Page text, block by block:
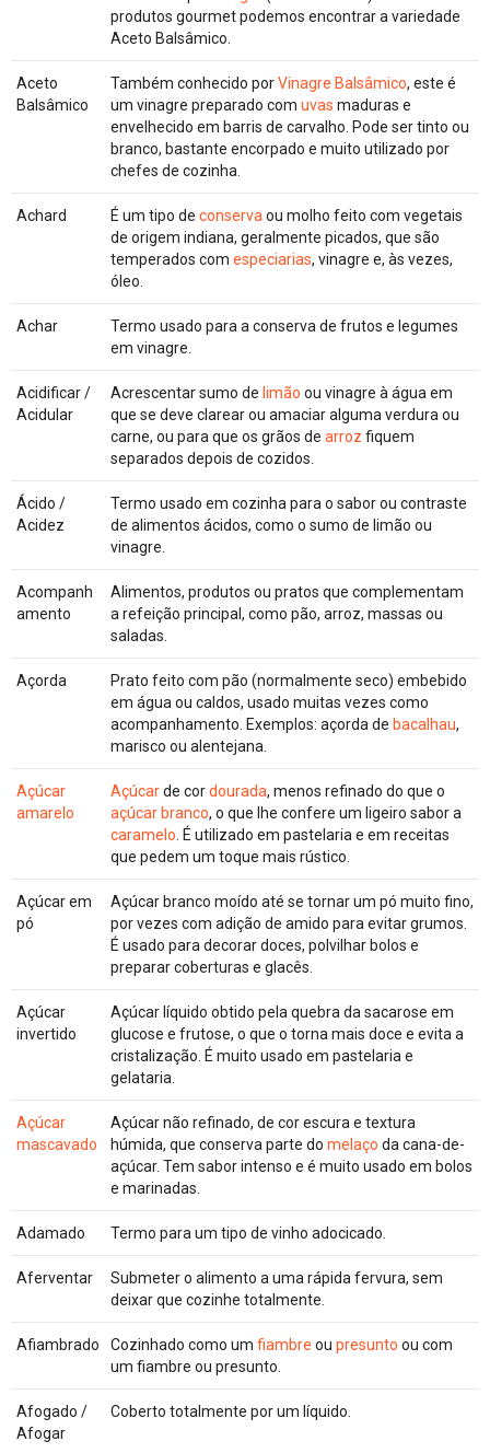
produtos gourmet podemos encontrar a variedade
Aceto Balsâmico.
Aceto
Balsâmico
Também conhecido porVinagre Balsâmico, este é
um vinagre preparado com uvas maduras e
envelhecido em barris de carvalho. Pode ser tinto ou
branco, bastante encorpado e muito utilizado por
chefes de cozinha.
Achard É um tipo de conserva ou molho feito com vegetais
de origem indiana, geralmente picados, que são
temperados com especiarias, vinagre e, às vezes,
óleo.
Achar
Termo usado para a conserva de frutos e legumes
em vinagre.
Acidificar /
Acidular
Acrescentar sumo de limão ou vinagre à água em
que se deve clarear ou amaciar alguma verdura ou
carne, ou para que os grãos de arroz fiquem
separados depois de cozidos.
Ácido /
Acidez
Termo usado em cozinha para o sabor ou contraste
de alimentos ácidos, como o sumo de limão ou
vinagre.
Acompanh
amento
Alimentos, produtos ou pratos que complementam
a refeição principal, como pão, arroz, massas ou
saladas.
Açorda
Prato feito com pão (normalmente seco) embebido
em água ou caldos, usado muitas vezes como
acompanhamento. Exemplos: açorda de bacalhau,
marisco ou alentejana.
Açúcar
amarelo
Açúcarde cordourada, menos refinado do que o
açúcar branco, o que lhe confere um ligeiro sabor a
caramelo . É utilizado em pastelaria e em receitas
que pedem um toque mais rústico.
Açúcar em
pó
Açúcar branco moído até se tornar um pó muito fino,
por vezes com adição de amido para evitar grumos.
É usado para decorar doces, polvilhar bolos e
preparar coberturas e glacês.
Açúcar
invertido
Açúcar líquido obtido pela quebra da sacarose em
glucose e frutose, o que o torna mais doce e evita a
cristalização. É muito usado em pastelaria e
gelataria.
Açúcar
mascavado
Açúcar não refinado, de cor escura e textura
húmida, que conserva parte do melaço da cana-de-
açúcar. Tem sabor intenso e é muito usado em bolos
e marinadas.
Adamado Termo para um tipo de vinho adocicado.
Aferventar
Submeter o alimento a uma rápida fervura, sem
deixar que cozinhe totalmente.
Afiambrado Cozinhado como um fiambre ou presunto ou com
um fiambre ou presunto.
Afogado /
Afogar
Coberto totalmente por um líquido.